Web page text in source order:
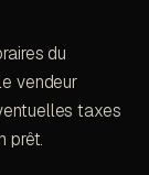
du
vendeur
taxes
prêt.